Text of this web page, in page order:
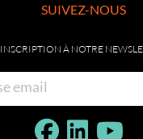
SUIVEZ-NOUS
INSCRIPTION À NOTRE